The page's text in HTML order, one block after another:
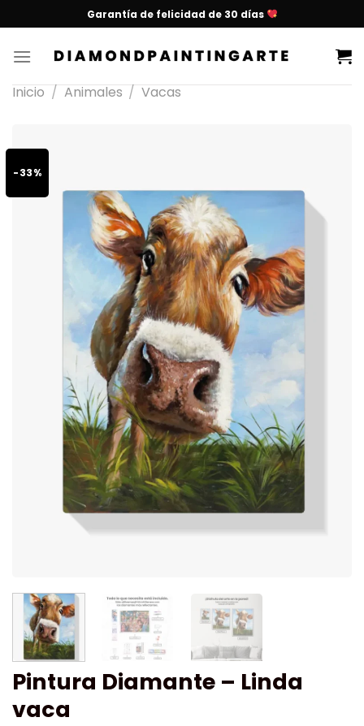
Garantía de felicidad de 30 días
Inicio / Animales / Vacas
-33%
Pintura Diamante – Linda
vaca